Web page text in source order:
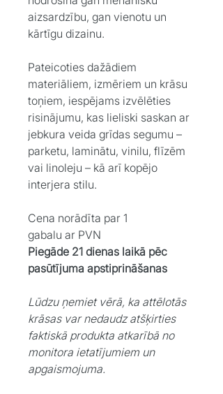
aizsardzību, gan vienotu un
kārtīgu dizainu.
Pateicoties dažādiem
materiāliem, izmēriem un krāsu
toņiem, iespējams izvēlēties
risinājumu, kas lieliski saskan ar
jebkura veida grīdas segumu –
parketu, laminātu, vinilu, flīzēm
vai linoleju – kā arī kopējo
interjera stilu.
Cena norādīta par 1
gabalu ar PVN
Piegāde 21 dienas laikā pēc
pasūtījuma apstiprināšanas
Lūdzu ņemiet vērā, ka attēlotās
krāsas var nedaudz atšķirties
faktiskā produkta atkarībā no
monitora ietatījumiem un
apgaismojuma.